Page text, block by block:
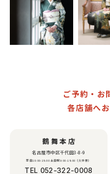
ご予約・お
各店舗へ
鶴舞本店
名古屋市中区千代田3-8-9
平日10:00-18:00 土日祝9:00-18:00（火水休）
TEL 052-322-0008